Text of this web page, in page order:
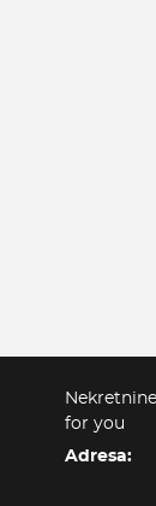
for you
Adresa: